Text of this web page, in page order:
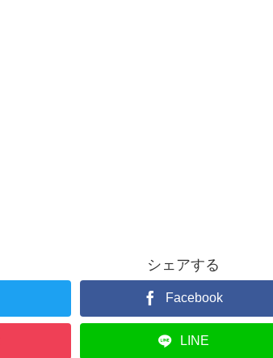
シェアする
Facebook
LINE